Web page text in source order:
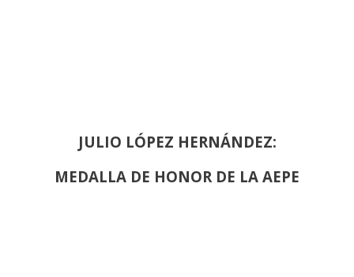
JULIO LÓPEZ HERNÁNDEZ:
MEDALLA DE HONOR DE LA AEPE